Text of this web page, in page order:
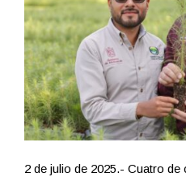
2 de julio de 2025.- Cuatro